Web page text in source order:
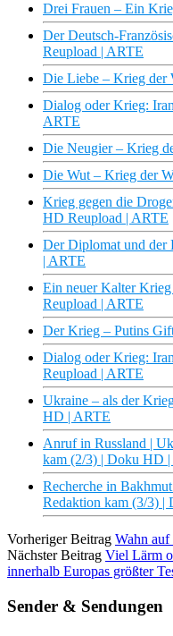
Drei Frauen – Ein
Der Deutsch-
Reupload | ARTE
Die Liebe – Krieg der
Dialog oder Krieg:
ARTE
Die Neugier – Krieg
Die Wut – Krieg der
Krieg gegen die
HD Reupload | ARTE
Der Diplomat und
| ARTE
Ein neuer Kalter
Reupload | ARTE
Der Krieg – Putins
Dialog oder Krieg:
Reupload | ARTE
Ukraine – als der
HD | ARTE
Anruf in Russland |
kam (2/3) | Doku HD
Recherche in
Redaktion kam (3/3) |
Vorheriger Beitrag Wahn
Nächster Beitrag Viel Lärm
innerhalb Europas größter
Sender & Sendungen